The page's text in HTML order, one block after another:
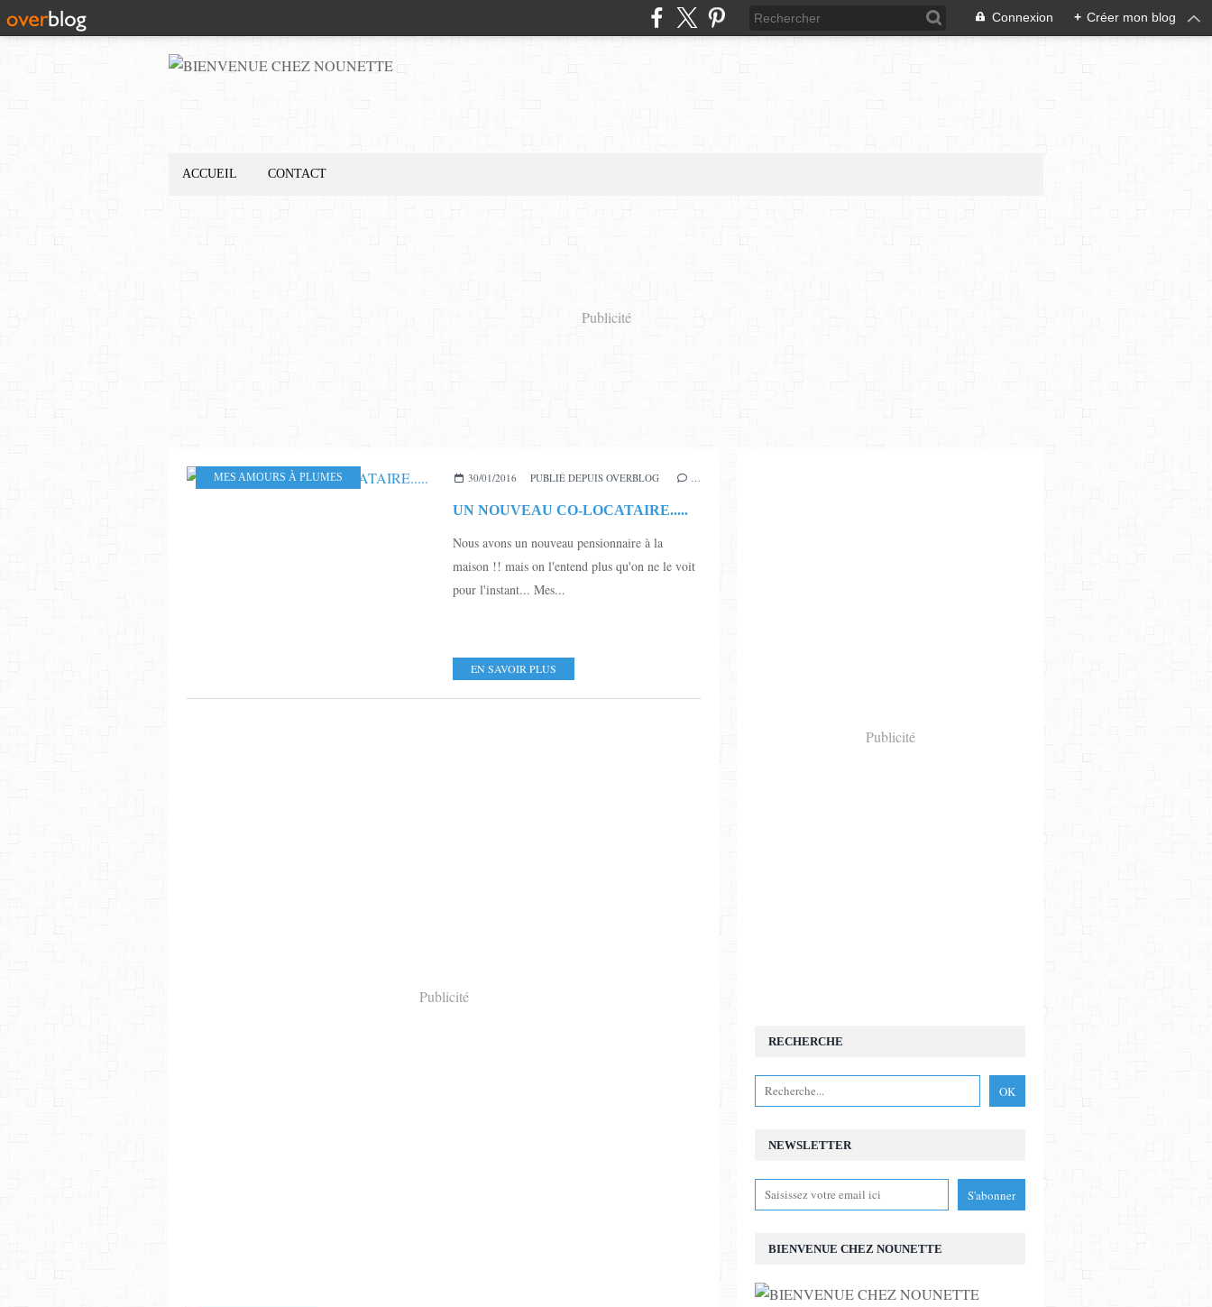
Connexion + Créer mon blog
ACCUEIL CONTACT
Publicité
MES AMOURS À PLUMES 30/01/2016 PUBLIÉ DEPUIS OVERBLOG …
UN NOUVEAU CO-LOCATAIRE.....
Nous avons un nouveau pensionnaire à la
maison !! mais on l'entend plus qu'on ne le voit
pour l'instant... Mes...
EN SAVOIR PLUS
Publicité
Publicité
NEWSLETTER
RECHERCHE
BIENVENUE CHEZ NOUNETTE